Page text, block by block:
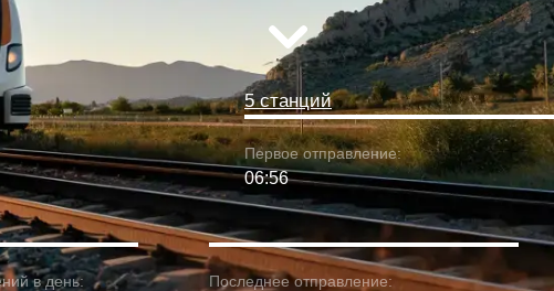
5 станций
Первое отправление:
06:56
в день: Последнее отправление: